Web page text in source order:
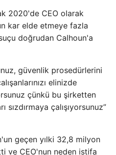
2020'de CEO olarak
kar elde etmeye fazla
doğrudan Calhoun'a
güvenlik prosedürlerini
elinizde
çünkü bu şirketten
çalışıyorsunuz”
geçen yılki 32,8 milyon
ve CEO'nun neden istifa